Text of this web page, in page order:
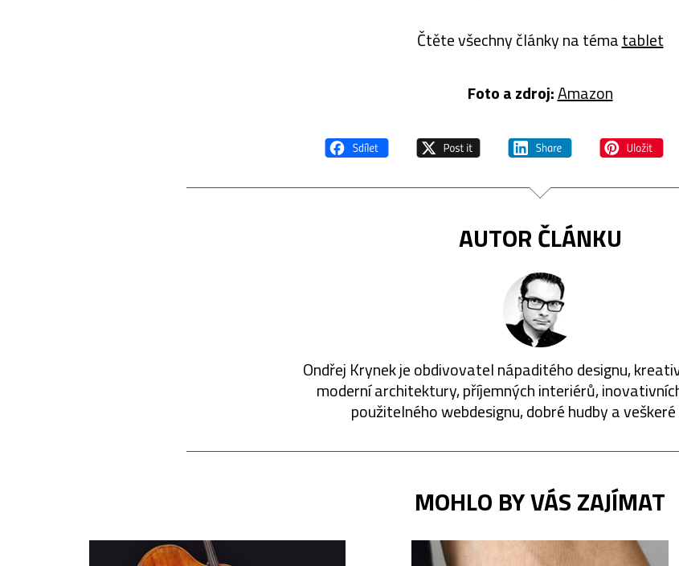
Čtěte všechny články na tématablet
Foto a zdroj:Amazon
AUTOR ČLÁNKU
Ondřej Krynek je obdivovatel nápaditého designu,
moderní architektury, příjemných interiérů,
použitelného webdesignu, dobré hudby a
MOHLO BY VÁS ZAJÍMAT